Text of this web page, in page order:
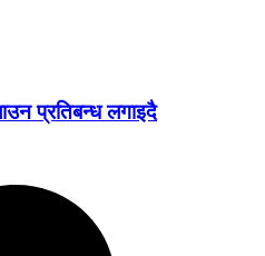
प्रतिबन्ध लगाइदै